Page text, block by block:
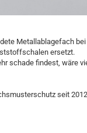
Metallablagefach
ersetzt.
schade findest, wäre
seit 2012